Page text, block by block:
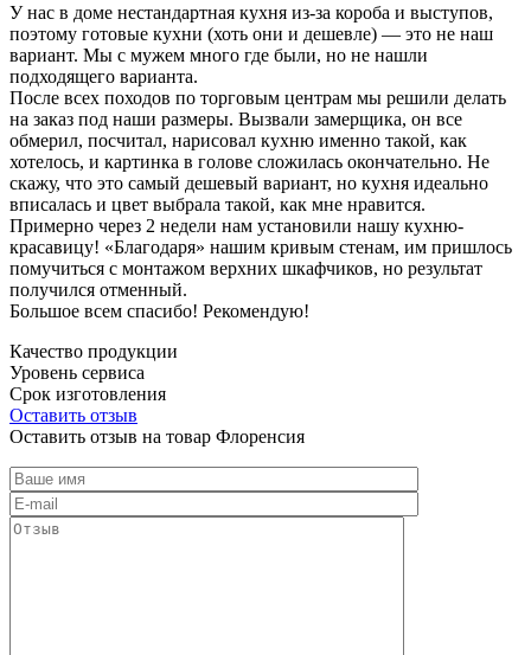
У нас в доме нестандартная кухня из-за короба и выступов,
поэтому готовые кухни (хоть они и дешевле) — это не наш
вариант. Мы с мужем много где были, но не нашли
подходящего варианта.
После всех походов по торговым центрам мы решили делать
на заказ под наши размеры. Вызвали замерщика, он все
обмерил, посчитал, нарисовал кухню именно такой, как
хотелось, и картинка в голове сложилась окончательно. Не
скажу, что это самый дешевый вариант, но кухня идеально
вписалась и цвет выбрала такой, как мне нравится.
Примерно через 2 недели нам установили нашу кухню-
красавицу! «Благодаря» нашим кривым стенам, им пришлось
помучиться с монтажом верхних шкафчиков, но результат
получился отменный.
Большое всем спасибо! Рекомендую!
Качество продукции
Уровень сервиса
Срок изготовления
Оставить отзыв
Оставить отзыв на товар Флоренсия